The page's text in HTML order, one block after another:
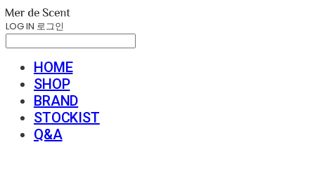
LOG IN 로그인
HOME
SHOP
BRAND
STOCKIST
Q&A